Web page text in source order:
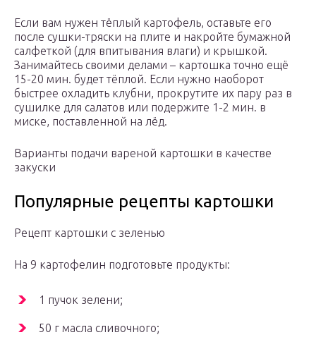
Если вам нужен тёплый картофель, оставьте его
после сушки-тряски на плите и накройте бумажной
салфеткой (для впитывания влаги) и крышкой.
Занимайтесь своими делами – картошка точно ещё
15-20 мин. будет тёплой. Если нужно наоборот
быстрее охладить клубни, прокрутите их пару раз в
сушилке для салатов или подержите 1-2 мин. в
миске, поставленной на лёд.
Варианты подачи вареной картошки в качестве
закуски
Популярные рецепты картошки
Рецепт картошки с зеленью
На 9 картофелин подготовьте продукты:
1 пучок зелени;
50 г масла сливочного;